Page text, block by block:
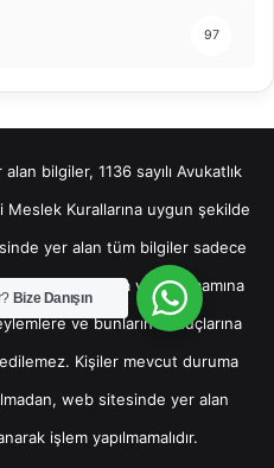
97
bilgiler, 1136 sayılı Avukatlık
Kurallarına uygun şekilde
yer alan tüm bilgiler sadece
bir kısmına veya tamamına
ve bunların sonuçlarına
Kişiler mevcut duruma
web sitesinde yer alan
işlem yapılmamalıdır.
Bize Danışın